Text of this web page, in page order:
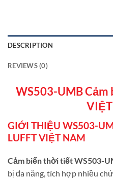
DESCRIPTION
REVIEWS (0)
WS503-UMB
GIỚI THIỆU WS503-
LUFFT VIỆT NAM
Cảm biến thời tiết WS503-
bị đa năng, tích hợp nhiều